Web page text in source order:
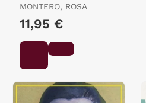
MONTERO, ROSA
11,95 €